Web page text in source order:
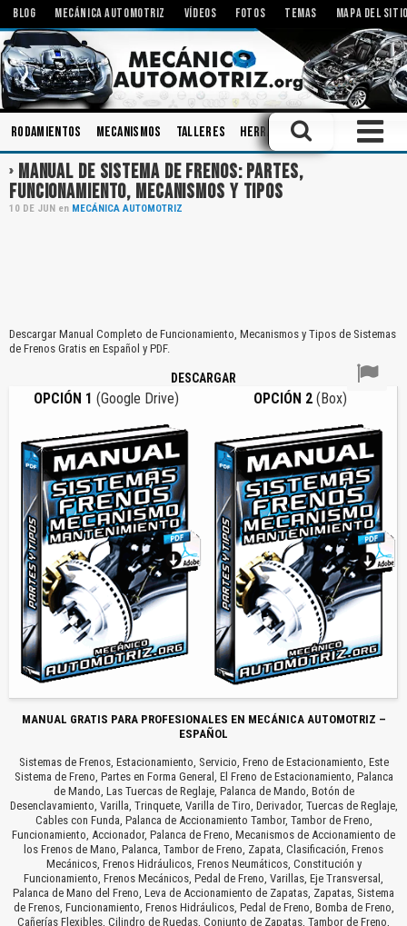
BLOG MECÁNICA AUTOMOTRIZ VÍDEOS FOTOS TEMAS MAPA DEL
Rodamientos Mecanismos Talleres Herramientas Pistones
MANUAL DE SISTEMA DE FRENOS: PARTES,
FUNCIONAMIENTO, MECANISMOS Y TIPOS
10 DE JUN en MECÁNICA AUTOMOTRIZ
Descargar Manual Completo de Funcionamiento, Mecanismos y Tipos de Sistemas
de Frenos Gratis en Español y PDF.
DESCARGAR
OPCIÓN 1 (Google Drive) OPCIÓN 2(Box)
MANUAL GRATIS PARA PROFESIONALES EN MECÁNICA AUTOMOTRIZ –
ESPAÑOL
Sistemas de Frenos, Estacionamiento, Servicio, Freno de Estacionamiento, Este
Sistema de Freno, Partes en Forma General, El Freno de Estacionamiento, Palanca
de Mando, Las Tuercas de Reglaje, Palanca de Mando, Botón de
Desenclavamiento, Varilla, Trinquete, Varilla de Tiro, Derivador, Tuercas de Reglaje,
Cables con Funda, Palanca de Accionamiento Tambor, Tambor de Freno,
Funcionamiento, Accionador, Palanca de Freno, Mecanismos de Accionamiento de
los Frenos de Mano, Palanca, Tambor de Freno, Zapata, Clasificación, Frenos
Mecánicos, Frenos Hidráulicos, Frenos Neumáticos, Constitución y
Funcionamiento, Frenos Mecánicos, Pedal de Freno, Varillas, Eje Transversal,
Palanca de Mano del Freno, Leva de Accionamiento de Zapatas, Zapatas, Sistema
de Frenos, Funcionamiento, Frenos Hidráulicos, Pedal de Freno, Bomba de Freno,
Cañerías Flexibles, Cilindro de Ruedas, Conjunto de Zapatas, Tambor de Freno,